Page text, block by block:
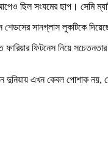
ছিল সংযমের ছাপ। সেমি
সানগ্লাস লুকটিকে
ফিটনেস নিয়ে
এখন কেবল পোশাক নয়,